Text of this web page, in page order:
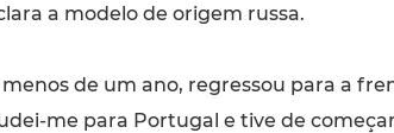
a modelo de origem russa.
menos de um ano, regressou para a
me para Portugal e tive de